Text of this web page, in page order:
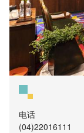
电话
(04)22016111